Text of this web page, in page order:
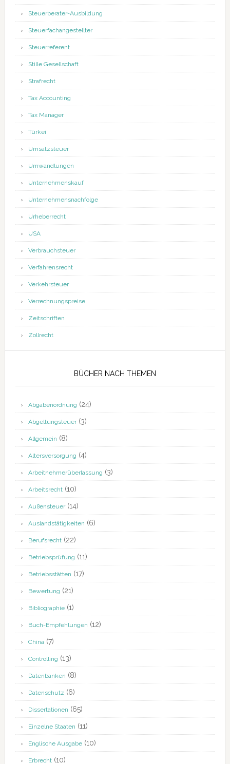
Steuerberater-Ausbildung
Steuerfachangestellter
Steuerreferent
Stille Gesellschaft
Strafrecht
Tax Accounting
Tax Manager
Türkei
Umsatzsteuer
Umwandlungen
Unternehmenskauf
Unternehmensnachfolge
Urheberrecht
USA
Verbrauchsteuer
Verfahrensrecht
Verkehrsteuer
Verrechnungspreise
Zeitschriften
Zollrecht
BÜCHER NACH THEMEN
Abgabenordnung (24)
Abgeltungsteuer(3)
Allgemein (8)
Altersversorgung (4)
Arbeitnehmerüberlassung (3)
Arbeitsrecht(10)
Außensteuer(14)
Auslandstätigkeiten (6)
Berufsrecht(22)
Betriebsprüfung (11)
Betriebsstätten (17)
Bewertung (21)
Bibliographie(1)
Buch-Empfehlungen (12)
China(7)
Controlling (13)
Datenbanken (8)
Datenschutz (6)
Dissertationen (65)
Einzelne Staaten (11)
Englische Ausgabe(10)
Erbrecht(10)